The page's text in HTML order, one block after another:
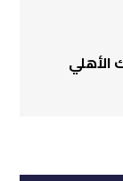
الأهلي